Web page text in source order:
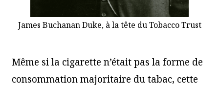
James Buchanan Duke, à la tête du Tobacco Trust
Même si la cigarette n’était pas la forme de
consommation majoritaire du tabac, cette